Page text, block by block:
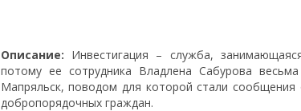
Описание: Инвестигация – служба,
потому ее сотрудника Владлена Сабурова
Мапряльск, поводом для которой стали
добропорядочных граждан.